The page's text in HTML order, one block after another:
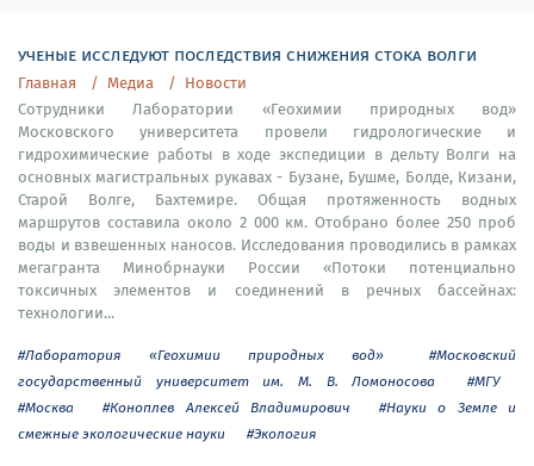
ученые исследуют последствия снижения стока волги
Главная Медиа
Новости
Сотрудники Лаборатории «Геохимии природных вод»
Московского университета провели гидрологические и
гидрохимические работы в ходе экспедиции в дельту Волги на
основных магистральных рукавах - Бузане, Бушме, Болде, Кизани,
Старой Волге, Бахтемире. Общая протяженность водных
маршрутов составила около 2 000 км. Отобрано более 250 проб
воды и взвешенных наносов. Исследования проводились в рамках
мегагранта Минобрнауки России «Потоки потенциально
токсичных элементов и соединений в речных бассейнах:
технологии...
#Лаборатория «Геохимии природных вод»
#Московский
государственный университет им. М. В. Ломоносова
#МГУ
#Москва
#Коноплев Алексей Владимирович
#Науки о Земле и
смежные экологические науки
#Экология